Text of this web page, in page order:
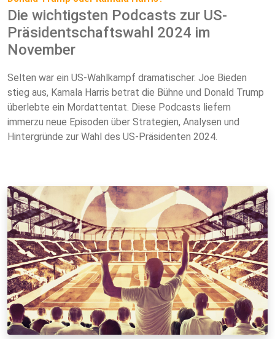
Die wichtigsten Podcasts zur US-
Präsidentschaftswahl 2024 im
November
Selten war ein US-Wahlkampf dramatischer. Joe Bieden
stieg aus, Kamala Harris betrat die Bühne und Donald Trump
überlebte ein Mordattentat. Diese Podcasts liefern
immerzu neue Episoden über Strategien, Analysen und
Hintergründe zur Wahl des US-Präsidenten 2024.